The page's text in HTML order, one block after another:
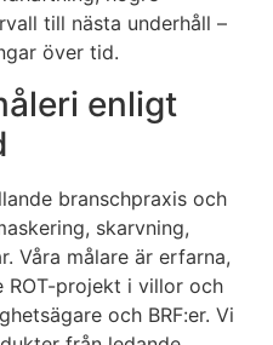
till nästa underhåll –
över tid.
enligt
branschpraxis och
skarvning,
Våra målare är erfarna,
ROT-projekt i villor och
och BRF:er. Vi